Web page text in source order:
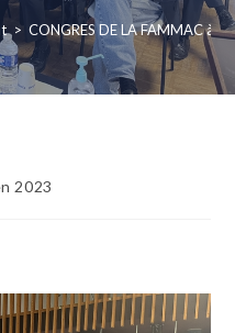
> CONGRES DE LA FAMMAC à
2023